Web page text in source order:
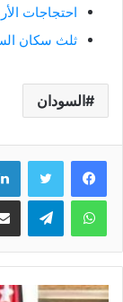
احتجاجات
ثلث سكان
السودان
فيسبوك تويتر
واتساب